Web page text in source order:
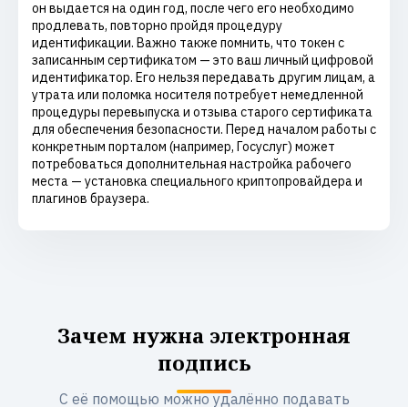
он выдается на один год, после чего его необходимо
продлевать, повторно пройдя процедуру
идентификации. Важно также помнить, что токен с
записанным сертификатом — это ваш личный цифровой
идентификатор. Его нельзя передавать другим лицам, а
утрата или поломка носителя потребует немедленной
процедуры перевыпуска и отзыва старого сертификата
для обеспечения безопасности. Перед началом работы с
конкретным порталом (например, Госуслуг) может
потребоваться дополнительная настройка рабочего
места — установка специального криптопровайдера и
плагинов браузера.
Зачем нужна электронная
подпись
С её помощью можно удалённо подавать